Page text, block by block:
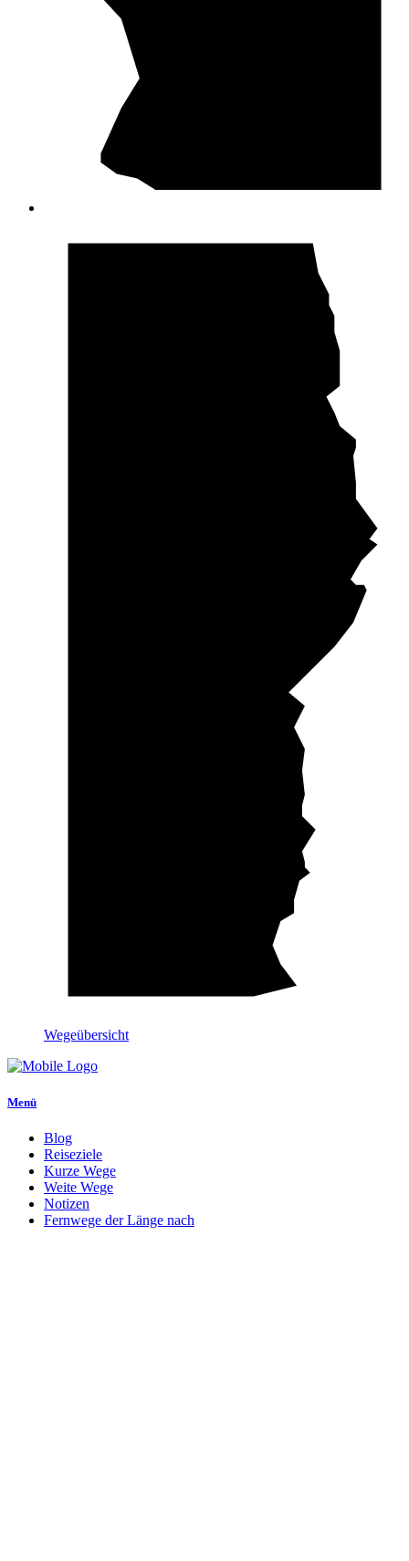
Wegeübersicht
Menü
Blog
Reiseziele
Kurze Wege
Weite Wege
Notizen
Fernwege der Länge nach